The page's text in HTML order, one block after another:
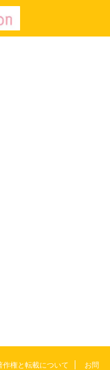
作権と転載について
お問